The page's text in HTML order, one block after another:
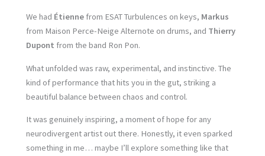
We had Étienne from ESAT Turbulences on keys, Markus
from Maison Perce-Neige Alternote on drums, and Thierry
Dupont from the band Ron Pon.
What unfolded was raw, experimental, and instinctive. The
kind of performance that hits you in the gut, striking a
beautiful balance between chaos and control.
It was genuinely inspiring, a moment of hope for any
neurodivergent artist out there. Honestly, it even sparked
something in me… maybe I’ll explore something like that